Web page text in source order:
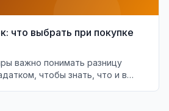
что выбрать при покупке
важно понимать разницу
чтобы знать, что и в